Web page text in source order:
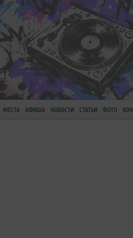
МЕСТА АФИША НОВОСТИ СТАТЬИ ФОТО